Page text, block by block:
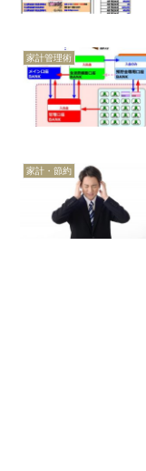
家計管理術
家計・節約